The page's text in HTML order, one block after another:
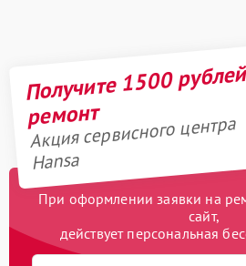
Получите 1500
ремонт
Акция сервисного центра
Hansa
При оформлении заявки на
сайт,
действует персональная